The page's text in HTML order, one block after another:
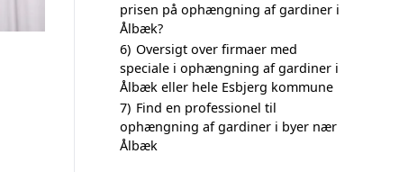
prisen på ophængning af gardiner i
Ålbæk?
6) Oversigt over firmaer med
speciale i ophængning af gardiner i
Ålbæk eller hele Esbjerg kommune
7) Find en professionel til
ophængning af gardiner i byer nær
Ålbæk